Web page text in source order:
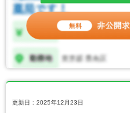
更新日：2025年12月23日